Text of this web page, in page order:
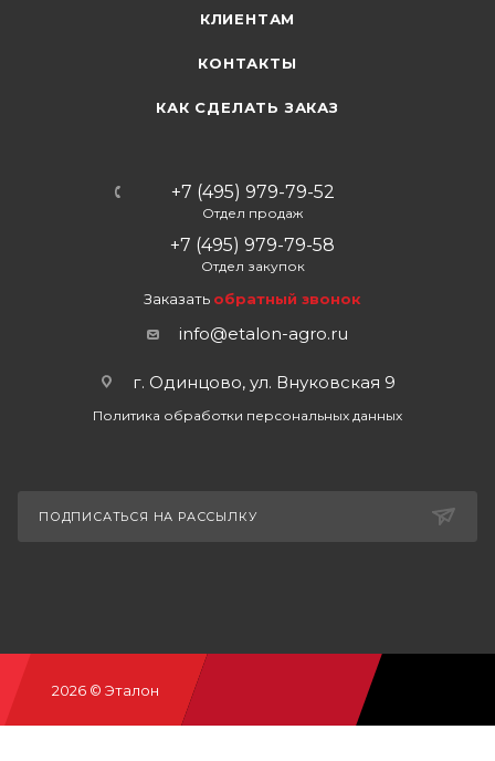
КЛИЕНТАМ
КОНТАКТЫ
КАК СДЕЛАТЬ ЗАКАЗ
+7 (495) 979-79-52
Отдел продаж
+7 (495) 979-79-58
Отдел закупок
Заказать обратный звонок
info@etalon-agro.ru
г. Одинцово, ул. Внуковская 9
Политика обработки персональных данных
ПОДПИСАТЬСЯ НА РАССЫЛКУ
2026 © Эталон